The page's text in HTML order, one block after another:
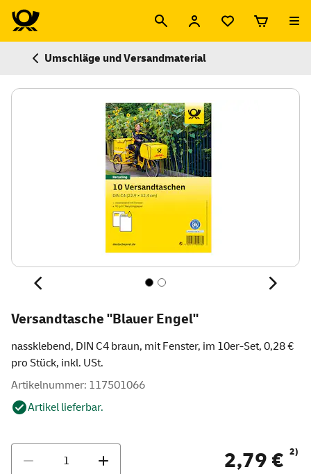
Umschläge und Versandmaterial
Versandtasche "Blauer Engel"
nassklebend, DIN C4 braun, mit Fenster, im 10er-Set, 0,28 €
pro Stück, inkl. USt.
Artikelnummer: 117501066
Artikel lieferbar.
2,79 € 2)